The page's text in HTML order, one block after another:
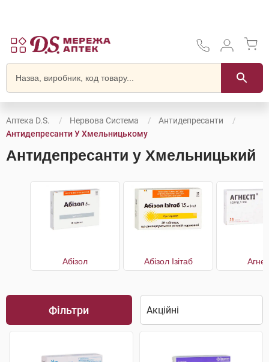
Аптека D.S. Нервова Система
Антидепресанти
Антидепресанти У Хмельницькому
Антидепресанти у Хмельницький
Абізол Абізол Ізітаб
Фільтри